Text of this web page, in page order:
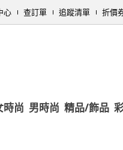
心 查訂單 追蹤清單 折價
時尚 男時尚 精品/飾品